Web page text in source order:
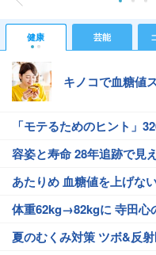
健康 芸能
キノコで血糖値
「モテるためのヒント」
容姿と寿命 28年追跡で見
あたりめ 血糖値を上げな
体重62kg→82kgに 寺田心
夏のむくみ対策 ツボ&反